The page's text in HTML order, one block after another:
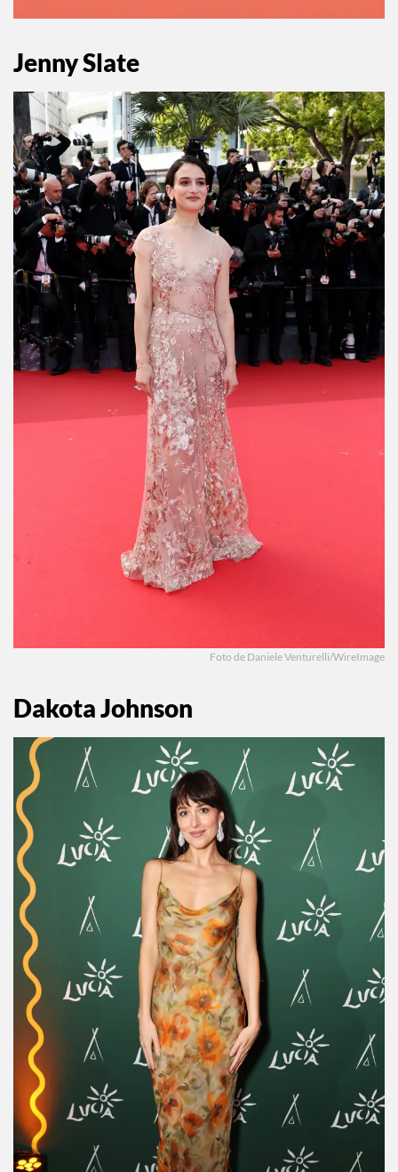
Jenny Slate
Foto de Daniele Venturelli/WireImage
Dakota Johnson